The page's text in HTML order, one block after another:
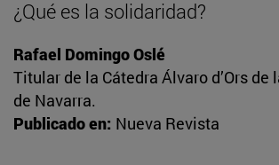
¿Qué es la solidaridad?
Rafael Domingo Oslé
Titular de la Cátedra Álvaro d’Ors de
de Navarra.
Publicado en: Nueva Revista